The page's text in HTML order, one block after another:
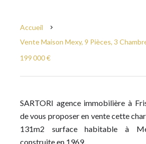
Accueil
Vente Maison Mexy, 9 Pièces, 3
199 000 €
SARTORI agence immobilière à
de vous proposer en vente cette
131m2 surface habitable à
construite en 1969.